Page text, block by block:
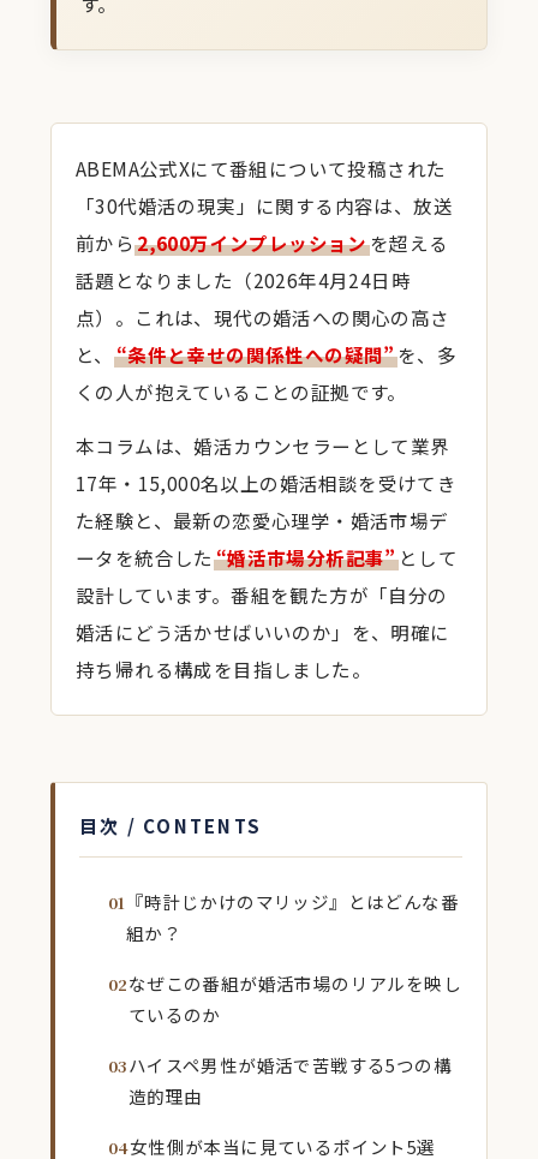
ABEMA公式Xにて番組について投稿された
「30代婚活の現実」に関する内容は、放送
前から2,600万インプレッションを超える
話題となりました（2026年4月24日時
点）。これは、現代の婚活への関心の高さ
と、 “条件と幸せの関係性への疑問”を、多
くの人が抱えていることの証拠です。
本コラムは、婚活カウンセラーとして業界
17年・15,000名以上の婚活相談を受けてき
た経験と、最新の恋愛心理学・婚活市場デ
ータを統合した “婚活市場分析記事”として
設計しています。番組を観た方が「自分の
婚活にどう活かせばいいのか」を、明確に
持ち帰れる構成を目指しました。
目次 / CONTENTS
『時計じかけのマリッジ』とはどんな番
組か？
なぜこの番組が婚活市場のリアルを映し
ているのか
ハイスペ男性が婚活で苦戦する5つの構
造的理由
女性側が本当に見ているポイント5選